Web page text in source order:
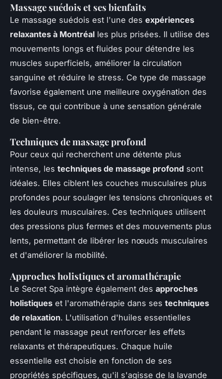
Massage suédois et ses bienfaits
Le massage suédois est l'une des expériences
relaxantes à Montréal les plus prisées. Il utilise des
mouvements longs et fluides pour détendre les
muscles superficiels, améliorer la circulation
sanguine et réduire le stress. Ce type de massage
favorise également une meilleure oxygénation des
tissus, ce qui contribue à une sensation générale
de bien-être.
Techniques de massage profond
Pour ceux qui recherchent une détente plus
intense, les techniques de massage profond sont
idéales. Elles ciblent les couches musculaires plus
profondes pour soulager les tensions chroniques et
les douleurs musculaires. Ces techniques utilisent
des pressions plus fermes et des mouvements plus
lents, permettant de libérer les nœuds musculaires
et d'améliorer la mobilité.
Approches holistiques et aromathérapie
Le Secret Spa intègre également des approches
holistiques et l'aromathérapie dans ses techniques
de relaxation. L'utilisation d'huiles essentielles
pendant le massage peut renforcer les effets
relaxants et thérapeutiques. Chaque huile
essentielle est choisie en fonction de ses
propriétés spécifiques, qu'il s'agisse de la lavande